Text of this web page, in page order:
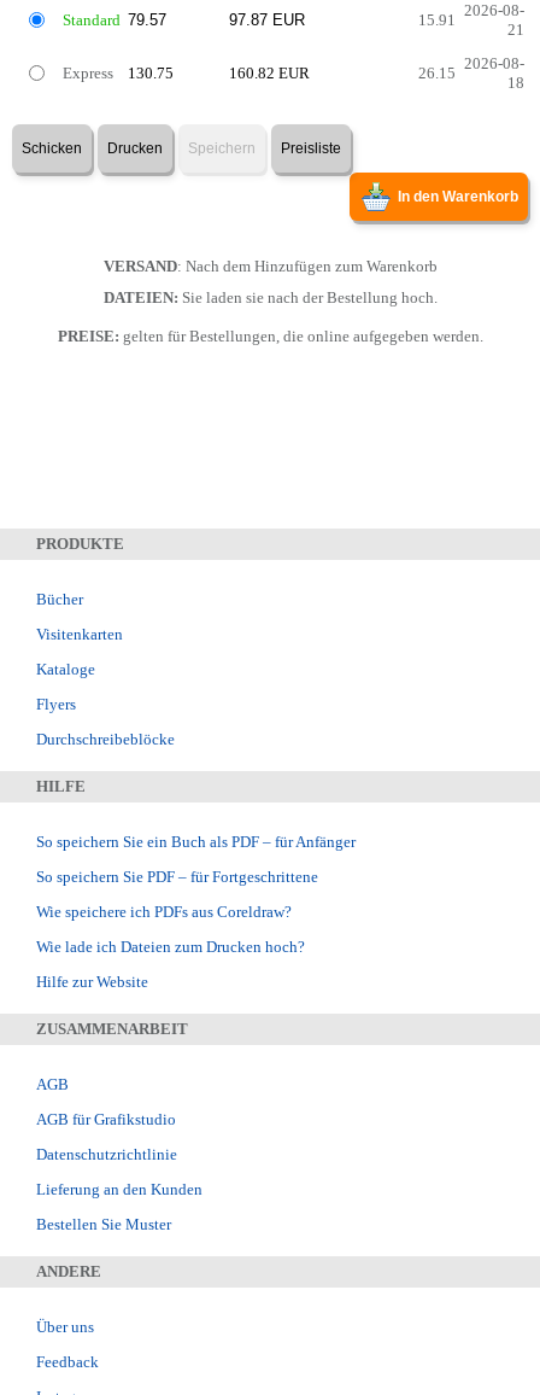
Standard 15.91
2026-08-
21
Express 130.75 160.82 EUR 26.15
2026-08-
18
Schicken Drucken Speichern Preisliste
In den Warenkorb
VERSAND: Nach dem Hinzufügen zum Warenkorb
DATEIEN: Sie laden sie nach der Bestellung hoch.
PREISE: gelten für Bestellungen, die online aufgegeben werden.
PRODUKTE
Bücher
Visitenkarten
Kataloge
Flyers
Durchschreibeblöcke
HILFE
So speichern Sie ein Buch als PDF – für Anfänger
So speichern Sie PDF – für Fortgeschrittene
Wie speichere ich PDFs aus Coreldraw?
Wie lade ich Dateien zum Drucken hoch?
Hilfe zur Website
ZUSAMMENARBEIT
AGB
AGB für Grafikstudio
Datenschutzrichtlinie
Lieferung an den Kunden
Bestellen Sie Muster
ANDERE
Über uns
Feedback